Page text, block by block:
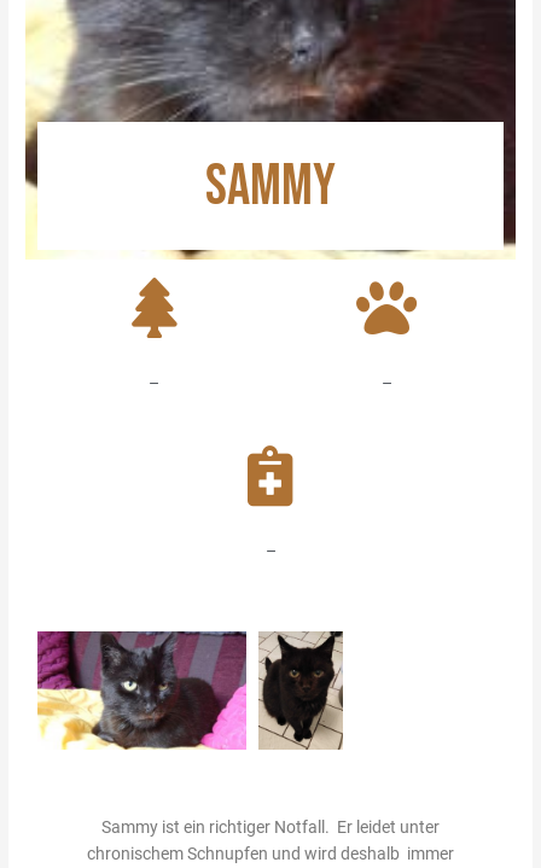
SAMMY
– –
–
Sammy ist ein richtiger Notfall. Er leidet unter
chronischem Schnupfen und wird deshalb immer